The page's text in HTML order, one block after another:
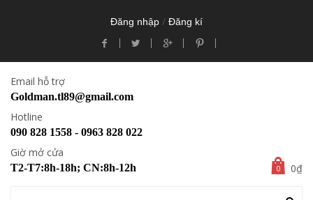
Đăng nhập / Đăng kí
Email hỗ trợ
Goldman.tl89@gmail.com
Hotline
090 828 1558 - 0963 828 022
Giờ mở cửa
T2-T7:8h-18h; CN:8h-12h 0 0₫